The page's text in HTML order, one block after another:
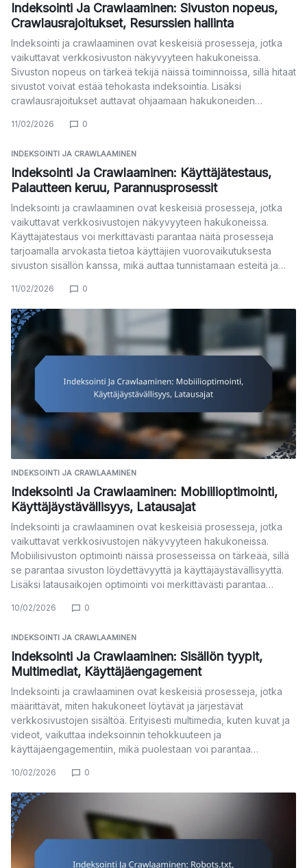
Indeksointi Ja Crawlaaminen: Sivuston nopeus,
Crawlausrajoitukset, Resurssien hallinta
Indeksointi ja crawlaaminen ovat keskeisiä prosesseja, jotka
vaikuttavat verkkosivuston näkyvyyteen hakukoneissa.
Sivuston nopeus on tärkeä tekijä näissä toiminnoissa, sillä hitaat
sivustot voivat estää tehokasta indeksointia. Lisäksi
crawlausrajoitukset auttavat ohjaamaan hakukoneiden…
11/02/2026 0
INDEKSOINTI JA CRAWLAAMINEN
Indeksointi Ja Crawlaaminen: Käyttäjätestaus,
Palautteen keruu, Parannusprosessit
Indeksointi ja crawlaaminen ovat keskeisiä prosesseja, jotka
vaikuttavat verkkosivustojen näkyvyyteen hakukoneissa.
Käyttäjätestaus voi merkittävästi parantaa näitä prosesseja
tarjoamalla arvokasta tietoa käyttäjien vuorovaikutuksesta
sivuston sisällön kanssa, mikä auttaa tunnistamaan esteitä ja…
11/02/2026 0
INDEKSOINTI JA CRAWLAAMINEN
Indeksointi Ja Crawlaaminen: Mobiilioptimointi,
Käyttäjäystävällisyys, Latausajat
Indeksointi ja crawlaaminen ovat keskeisiä prosesseja, jotka
vaikuttavat verkkosivustojen näkyvyyteen hakukoneissa.
Mobiilisivuston optimointi näissä prosesseissa on tärkeää, sillä
se parantaa sivuston löydettävyyttä ja käyttäjäystävällisyyttä.
Lisäksi latausaikojen optimointi voi merkittävästi parantaa…
10/02/2026 0
INDEKSOINTI JA CRAWLAAMINEN
Indeksointi Ja Crawlaaminen: Sisällön tyypit,
Multimediat, Käyttäjäengagement
Indeksointi ja crawlaaminen ovat keskeisiä prosesseja, jotka
määrittävät, miten hakukoneet löytävät ja järjestävät
verkkosivustojen sisältöä. Erityisesti multimedia, kuten kuvat ja
videot, vaikuttaa indeksoinnin tehokkuuteen ja
käyttäjäengagementiin, mikä puolestaan voi parantaa…
10/02/2026 0